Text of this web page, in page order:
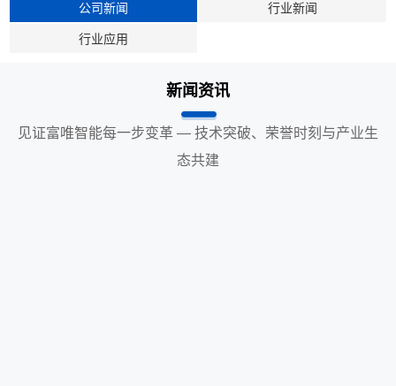
公司新闻 行业新闻
行业应用
新闻资讯
见证富唯智能每一步变革 — 技术突破、荣誉时刻与产业生
态共建